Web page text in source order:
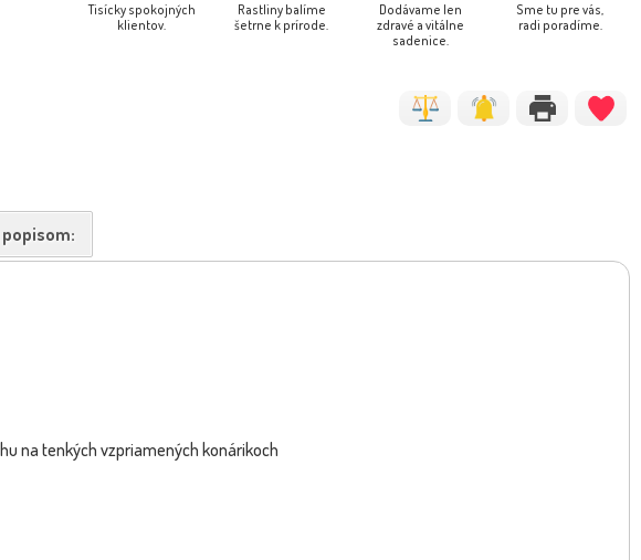
Tisícky spokojných
klientov.
Rastliny balíme
šetrne k prírode.
Dodávame len
zdravé a vitálne
sadenice.
Sme tu pre vás,
radi poradíme.
na tenkých vzpriamených konárikoch